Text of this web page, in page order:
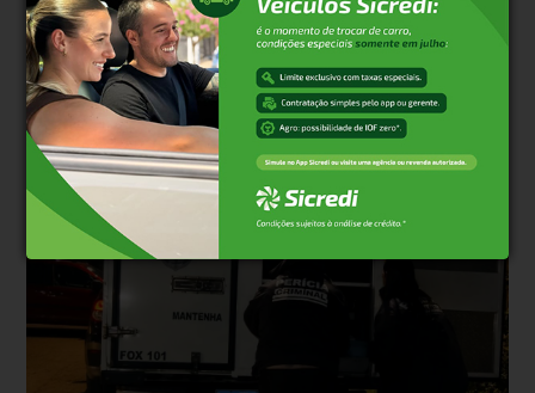
Homem perde a vida em acidente na
véspera do Dia dos Pais
Motorista de 37 anos viajava com a esposa e os três filhos quando
ocorreu a colisão na tarde deste sábado, 8.